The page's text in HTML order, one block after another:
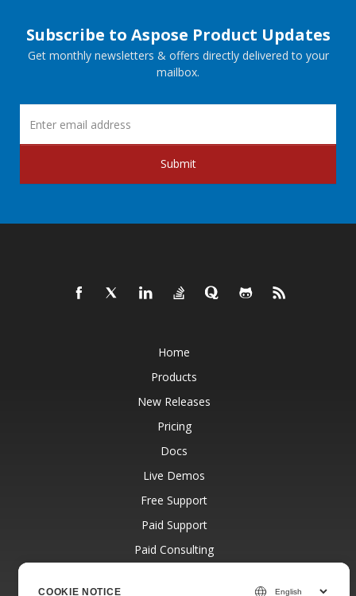
Subscribe to Aspose Product Updates
Get monthly newsletters & offers directly delivered to your
mailbox.
Submit
Home
Products
New Releases
Pricing
Docs
Live Demos
Free Support
Paid Support
Paid Consulting
COOKIE NOTICE